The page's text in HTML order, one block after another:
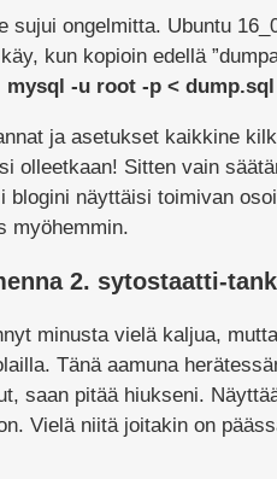
sujui ongelmitta. Ubuntu
kun kopioin edellä
mysql -u root -p < dump.sql
ja asetukset kaikkine
olleetkaan! Sitten vain
blogini näyttäisi toimivan
myöhemmin.
2. sytostaatti-
minusta vielä kaljua,
Tänä aamuna
saan pitää hiukseni.
Vielä niitä joitakin on